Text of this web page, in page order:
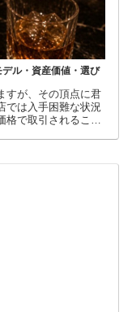
ル・資産価値・選び
すが、その頂点に君
では入手困難な状況
格で取引されること